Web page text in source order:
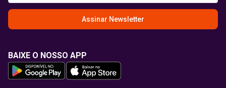
Assinar Newsletter
BAIXE O NOSSO APP